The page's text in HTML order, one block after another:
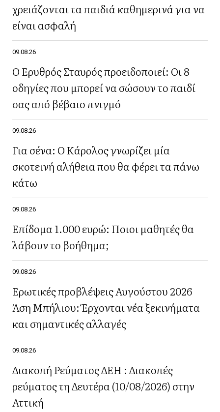
χρειάζονται τα παιδιά καθημερινά για να
είναι ασφαλή
09.08.26
Ο Ερυθρός Σταυρός προειδοποιεί: Οι 8
οδηγίες που μπορεί να σώσουν το παιδί
σας από βέβαιο πνιγμό
09.08.26
Για σένα: Ο Κάρολος γνωρίζει μία
σκοτεινή αλήθεια που θα φέρει τα πάνω
κάτω
09.08.26
Επίδομα 1.000 ευρώ: Ποιοι μαθητές θα
λάβουν το βοήθημα;
09.08.26
Ερωτικές προβλέψεις Αυγούστου 2026
Άση Μπήλιου: Έρχονται νέα ξεκινήματα
και σημαντικές αλλαγές
09.08.26
Διακοπή Ρεύματος ΔΕΗ : Διακοπές
ρεύματος τη Δευτέρα (10/08/2026) στην
Αττική